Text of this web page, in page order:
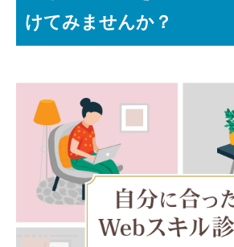
けてみませんか？